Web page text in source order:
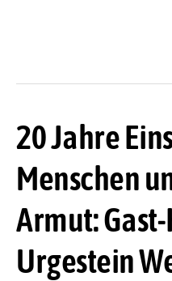
20 Jahre
Menschen
Armut:
Urgestein